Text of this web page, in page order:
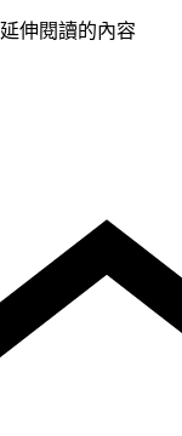
伸閱讀的內容